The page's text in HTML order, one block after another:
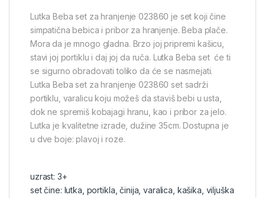
Lutka Beba set za hranjenje 023860 je set koji čine
simpatična bebica i pribor za hranjenje. Beba plače.
Mora da je mnogo gladna. Brzo joj pripremi kašicu,
stavi joj portiklu i daj joj da ruča. Lutka Beba set će ti
se sigurno obradovati toliko da će se nasmejati.
Lutka Beba set za hranjenje 023860 set sadrži
portiklu, varalicu koju možeš da staviš bebi u usta,
dok ne spremiš kobajagi hranu, kao i pribor za jelo.
Lutka je kvalitetne izrade, dužine 35cm. Dostupna je
u dve boje: plavoj i roze.
uzrast: 3+
set čine: lutka, portikla, činija, varalica, kašika, viljuška